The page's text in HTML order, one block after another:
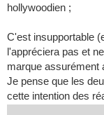
hollywoodien ;
C'est insupportable
l'appréciera pas et
marque assurément
Je pense que les
cette intention des